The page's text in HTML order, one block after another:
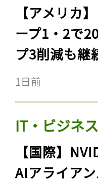
【アメリカ
ープ1・2で
プ3削減も継
1日前
IT・ビジネ
【国際】
AIアライア